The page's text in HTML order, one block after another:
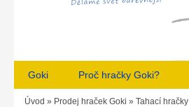
Goki Proč hračky Goki?
Úvod » Prodej hraček Goki » Tahací hračky